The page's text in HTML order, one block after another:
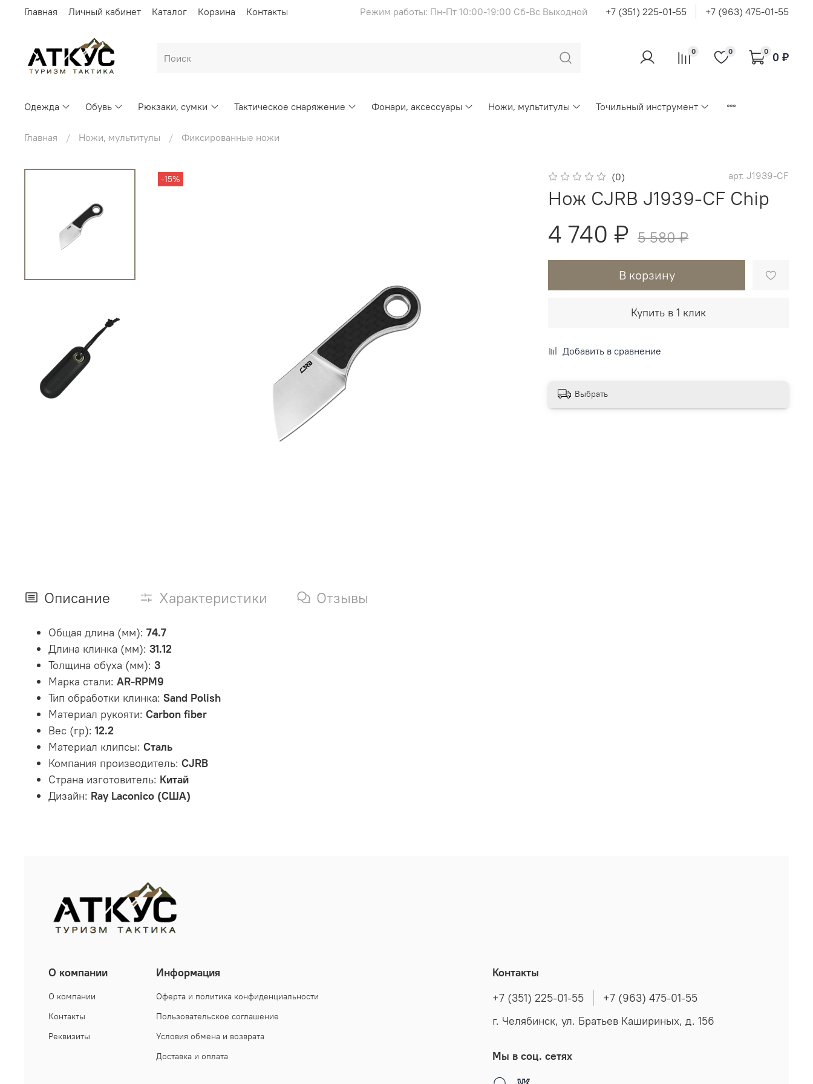
Главная Личный кабинет Каталог Корзина Контакты Режим работы: Пн-Пт 10:00-19:00 Сб-Вс Выходной +7 (351) 225-01-55 +7 (963) 475-01-55
0 0 0 0 ₽
Одежда Обувь Рюкзаки, сумки Тактическое снаряжение Фонари, аксессуары Ножи, мультитулы Точильный инструмент
Главная Ножи, мультитулы Фиксированные ножи
-15% (0) арт. J1939-CF
Нож CJRB J1939-CF Chip
4 740 ₽ 5 580 ₽
В корзину
Купить в 1 клик
Добавить в сравнение
Выбрать
Описание Характеристики Отзывы
Общая длина (мм): 74.7
Длина клинка (мм): 31.12
Толщина обуха (мм): 3
Марка стали: AR-RPM9
Тип обработки клинка: Sand Polish
Материал рукояти: Carbon fiber
Вес (гр): 12.2
Материал клипсы: Сталь
Компания производитель: CJRB
Страна изготовитель: Китай
Дизайн: Ray Laconico (США)
О компании
О компании
Контакты
Реквизиты
Информация
Оферта и политика конфиденциальности
Пользовательское соглашение
Условия обмена и возврата
Доставка и оплата
Контакты
+7 (351) 225-01-55
+7 (963) 475-01-55
г. Челябинск, ул. Братьев Кашириных, д. 156
Мы в соц. сетях